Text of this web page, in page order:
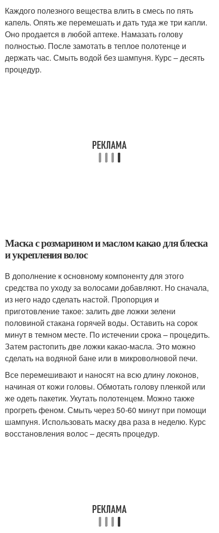
Каждого полезного вещества влить в смесь по пять
капель. Опять же перемешать и дать туда же три капли.
Оно продается в любой аптеке. Намазать голову
полностью. После замотать в теплое полотенце и
держать час. Смыть водой без шампуня. Курс – десять
процедур.
Маска с розмарином и маслом какао для блеска
и укрепления волос
В дополнение к основному компоненту для этого
средства по уходу за волосами добавляют. Но сначала,
из него надо сделать настой. Пропорция и
приготовление такое: залить две ложки зелени
половиной стакана горячей воды. Оставить на сорок
минут в темном месте. По истечении срока – процедить.
Затем растопить две ложки какао-масла. Это можно
сделать на водяной бане или в микроволновой печи.
Все перемешивают и наносят на всю длину локонов,
начиная от кожи головы. Обмотать голову пленкой или
же одеть пакетик. Укутать полотенцем. Можно также
прогреть феном. Смыть через 50-60 минут при помощи
шампуня. Использовать маску два раза в неделю. Курс
восстановления волос – десять процедур.